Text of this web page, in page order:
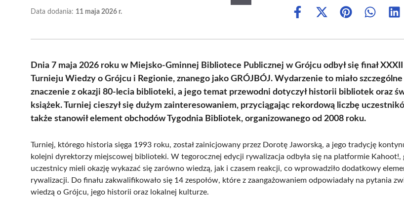
Data dodania: 11 maja 2026 r.
Share
Share
(Twitter)
Share Share
Dnia 7 maja 2026 roku w Miejsko-Gminnej Bibliotece Publicznej w Grójcu odbył się finał
Turnieju Wiedzy o Grójcu i Regionie, znanego jako GRÓJBÓJ. Wydarzenie to miało szczególne
znaczenie z okazji 80-lecia biblioteki, a jego temat przewodni dotyczył historii bibliotek oraz
książek. Turniej cieszył się dużym zainteresowaniem, przyciągając rekordową liczbę
także stanowił element obchodów Tygodnia Bibliotek, organizowanego od 2008 roku.
Turniej, którego historia sięga 1993 roku, został zainicjowany przez Dorotę Jaworską, a jego tradycję
kolejni dyrektorzy miejscowej biblioteki. W tegorocznej edycji rywalizacja odbyła się na platformie Kahoot!,
uczestnicy mieli okazję wykazać się zarówno wiedzą, jak i czasem reakcji, co wprowadziło dodatkowy
rywalizacji. Do finału zakwalifikowało się 14 zespołów, które z zaangażowaniem odpowiadały na pytania
wiedzą o Grójcu, jego historii oraz lokalnej kulturze.